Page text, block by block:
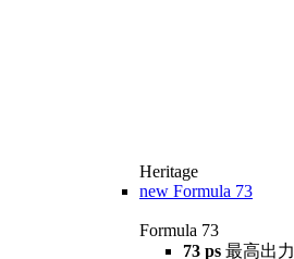
Heritage
new Formula 73
Formula 73
73 ps 最高出力